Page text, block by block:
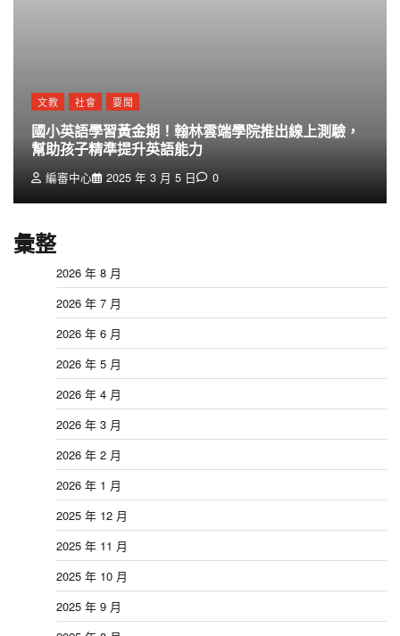
文教 社會 要聞
國小英語學習黃金期！翰林雲端學院推出線上測驗，
幫助孩子精準提升英語能力
編審中心 2025 年 3 月 5 日 0
彙整
2026 年 8 月
2026 年 7 月
2026 年 6 月
2026 年 5 月
2026 年 4 月
2026 年 3 月
2026 年 2 月
2026 年 1 月
2025 年 12 月
2025 年 11 月
2025 年 10 月
2025 年 9 月